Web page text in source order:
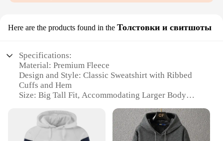
Here are the products found in the Толстовки и свитшоты
Specifications:
Material: Premium Fleece
Design and Style: Classic Sweatshirt with Ribbed
Cuffs and Hem
Size: Big Tall Fit, Accommodating Larger Body
Usage and Purpose: Ideal for Casual Wear, Sports,
and Outdoor Activities
Performance and Property: Soft, Warm, and Durable